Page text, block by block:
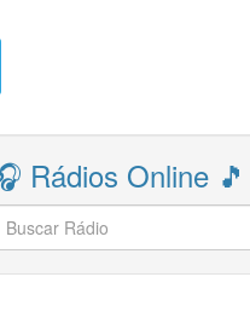
Rádios Online 🎵